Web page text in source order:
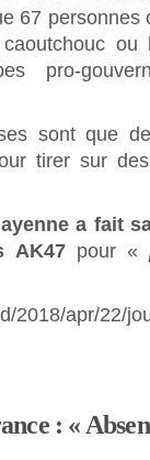
67 personnes
ou
pro-
sont que
tirer sur
a fait
AK47pour «
2018/apr/22/
: «